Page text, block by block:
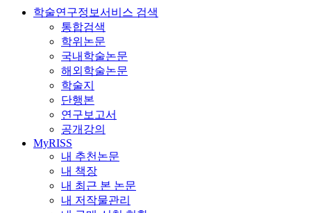
학술연구정보서비스 검색
통합검색
학위논문
국내학술논문
해외학술논문
학술지
단행본
연구보고서
공개강의
MyRISS
내 추천논문
내 책장
내 최근 본 논문
내 저작물관리